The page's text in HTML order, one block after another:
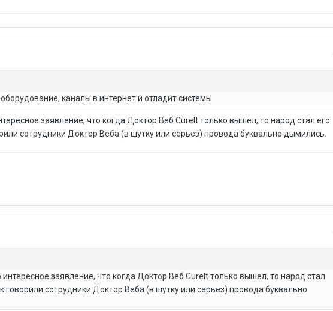
каналы в интернет и отладит системы
заявление, что когда Доктор Веб CureIt только вышел, то народ стал его
сотрудники Доктор Веба (в шутку или серьез) провода буквально дымились.
интересное заявление, что когда Доктор Веб CureIt только вышел, то народ стал
говорили сотрудники Доктор Веба (в шутку или серьез) провода буквально